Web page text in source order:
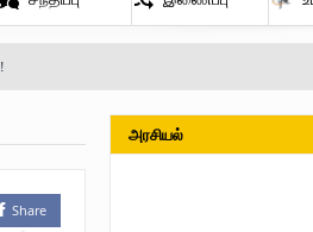
Share
அரசியல்